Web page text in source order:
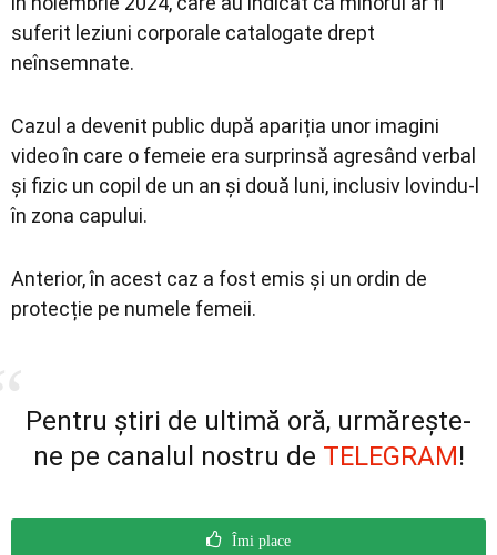
suferit leziuni corporale catalogate drept
neînsemnate.
Cazul a devenit public după apariția unor imagini
video în care o femeie era surprinsă agresând verbal
și fizic un copil de un an și două luni, inclusiv lovindu-l
în zona capului.
Anterior, în acest caz a fost emis și un ordin de
protecție pe numele femeii.
Pentru știri de ultimă oră, urmărește-
ne pe canalul nostru de TELEGRAM!
Îmi place